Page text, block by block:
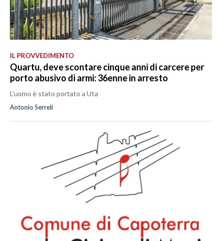
IL PROVVEDIMENTO
Quartu, deve scontare cinque anni di carcere per
porto abusivo di armi: 36enne in arresto
L’uomo è stato portato a Uta
Antonio Serreli